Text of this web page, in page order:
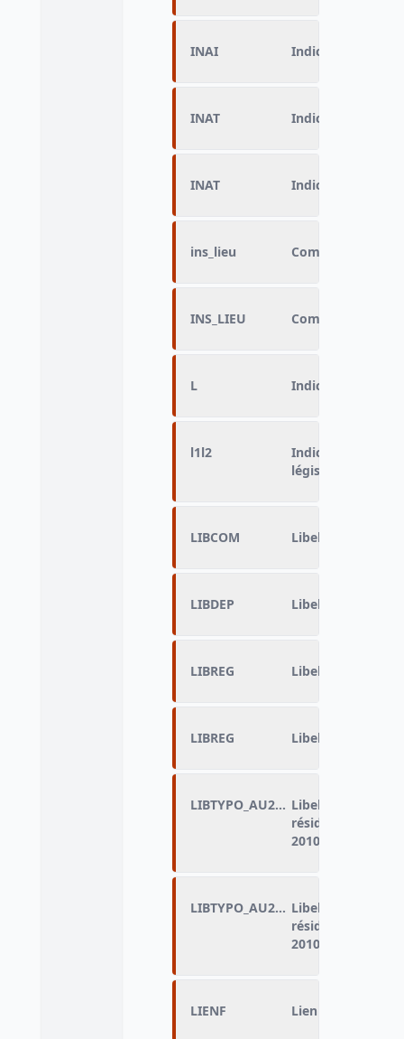
INAI Indicateur du lieu
INAT Indicateur de
INAT Indicateur de
ins_lieu Commune
INS_LIEU Commune
L Indicateur de
l1l2
Indicateur de
législatives
LIBCOM Libellé de la
LIBDEP Libellé du
LIBREG Libellé de la
LIBREG Libellé de la
LIBTYPO_AU2010Libellé de la
résidence dans
2010
LIBTYPO_AU2010Libellé de la
résidence dans
2010
LIENF Lien familial